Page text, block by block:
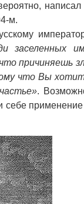
написал
м.
заселенных
причиняешь
что Вы
.
себе применение